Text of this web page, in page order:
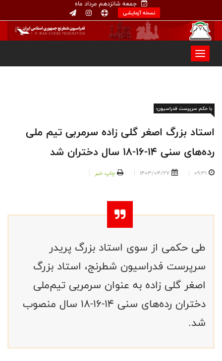
جمعه شانزدهم مرداد ماه
نسخه آزمایشی
با حکم سرپرست فدراسیون؛
استاد بزرگ اصغر گلی زاده سرمربی تیم ملی
رده‌های سنی 14-16-18 سال دختران شد
09:31
1403/04/27 چاپ خبر
طی حکمی از سوی استاد بزرگ پریدر
سرپرست فدراسیون شطرنج، استاد بزرگ
اصغر گلی زاده به عنوان سرمربی تیم‌ملی
دختران رده‌های سنی 14-16-18 سال منصوب
شد.